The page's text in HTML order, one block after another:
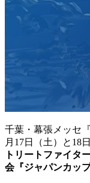
千葉・幕張メッセ
月17日（土）と18
トリートファイタ
会『ジャパンカップ